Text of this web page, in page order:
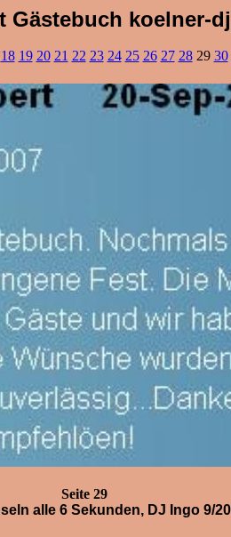
Gästebuch koelner-
18 19 20 21 22 23 24 25 26 27 2829 30
Seite 29
alle 6 Sekunden, DJ Ingo 9/